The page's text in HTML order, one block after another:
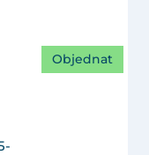
Objednat